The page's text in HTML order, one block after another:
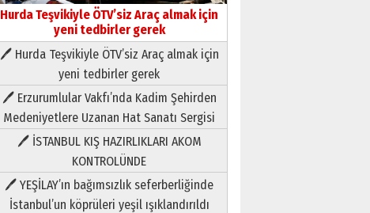
Hurda Teşvikiyle ÖTV’siz Araç almak için
yeni tedbirler gerek
🖊 Hurda Teşvikiyle ÖTV’siz Araç almak için
yeni tedbirler gerek
🖊 Erzurumlular Vakfı’nda Kadim Şehirden
Medeniyetlere Uzanan Hat Sanatı Sergisi
🖊 İSTANBUL KIŞ HAZIRLIKLARI AKOM
KONTROLÜNDE
🖊 YEŞİLAY’ın bağımsızlık seferberliğinde
İstanbul’un köprüleri yeşil ışıklandırıldı
Neşat YALÇIN
Paranın Aile Kültüründeki Yeri
03 Ağustos 2026 Pazartesi
Yıldırım Gündoğdu
HAVVA’NIN ÜÇ KIZI
09 Temmuz 2026 Perşembe